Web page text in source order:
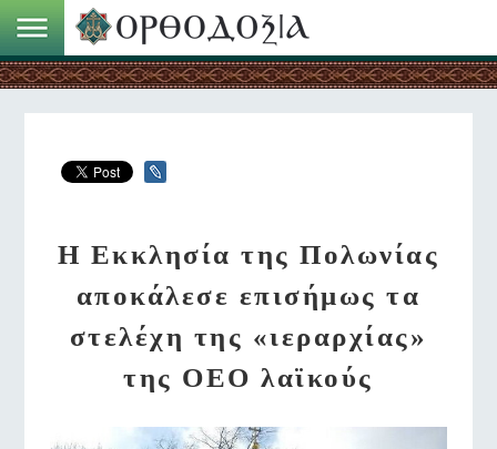
Η Εκκλησία της Πολωνίας
αποκάλεσε επισήμως τα
στελέχη της «ιεραρχίας»
της ΟΕΟ λαϊκούς